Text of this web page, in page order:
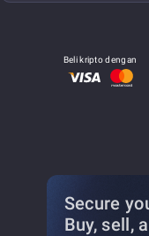
Beli kripto dengan
Secure
Buy, sell,